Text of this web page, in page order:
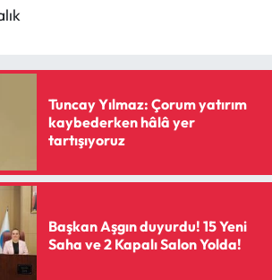
Tuncay Yılmaz: Çorum yatırım
kaybederken hâlâ yer
tartışıyoruz
Başkan Aşgın duyurdu! 15 Yeni
Saha ve 2 Kapalı Salon Yolda!